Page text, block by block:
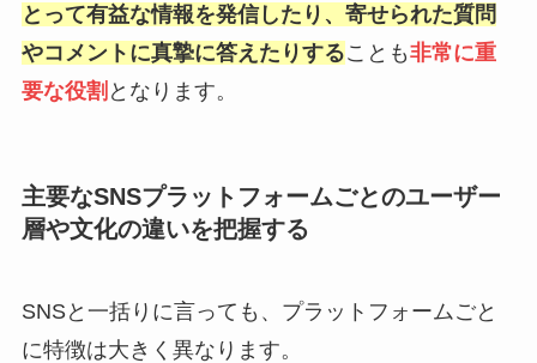
とって有益な情報を発信したり、寄せられた質問
やコメントに真摯に答えたりすることも非常に重
要な役割 となります。
主要なSNSプラットフォームごとのユーザー
層や文化の違いを把握する
SNSと一括りに言っても、プラットフォームごと
に特徴は大きく異なります。